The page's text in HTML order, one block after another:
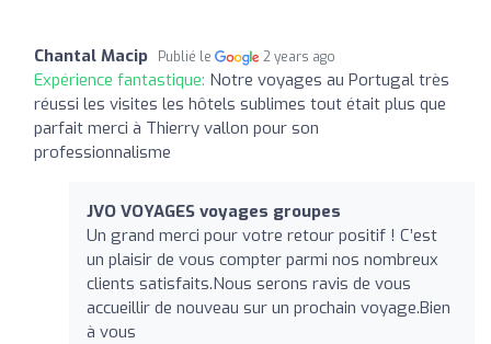
Chantal Macip Publié le 2 years ago
Expérience fantastique: Notre voyages au Portugal très
réussi les visites les hôtels sublimes tout était plus que
parfait merci à Thierry vallon pour son
professionnalisme
JVO VOYAGES voyages groupes
Un grand merci pour votre retour positif ! C’est
un plaisir de vous compter parmi nos nombreux
clients satisfaits.Nous serons ravis de vous
accueillir de nouveau sur un prochain voyage.Bien
à vous